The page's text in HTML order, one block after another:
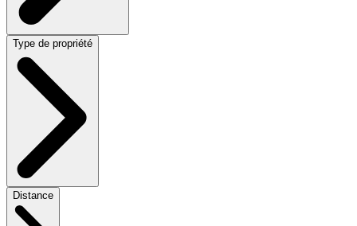
Type de propriété
Distance